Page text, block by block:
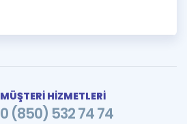
MÜŞTERİ HİZMETLERİ
0 (850) 532 74 74